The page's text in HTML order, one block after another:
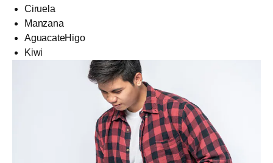
Ciruela
Manzana
AguacateHigo
Kiwi